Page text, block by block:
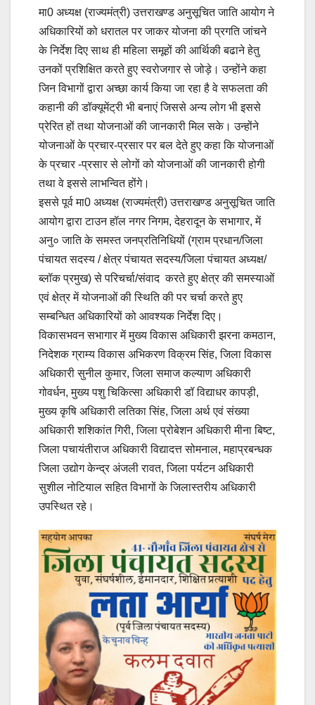
मा0 अध्यक्ष (राज्यमंत्री) उत्तराखण्ड अनुसूचित जाति आयोग ने
अधिकारियों को धरातल पर जाकर योजना की प्रगति जांचने
के निर्देश दिए साथ ही महिला समूहों की आर्थिकी बढाने हेतु
उनकों प्रशिक्षित करते हुए स्वरोजगार से जोड़े। उन्होंने कहा
जिन विभागों द्वारा अच्छा कार्य किया जा रहा है वे सफलता की
कहानी की डॉक्यूमेंट्री भी बनाएं जिससे अन्य लोग भी इससे
प्रेरित हों तथा योजनाओं की जानकारी मिल सके। उन्होंने
योजनाओं के प्रचार-प्रसार पर बल देते हुए कहा कि योजनाओं
के प्रचार -प्रसार से लोगों को योजनाओं की जानकारी होगी
तथा वे इससे लाभन्वित होंगे।
इससे पूर्व मा0 अध्यक्ष (राज्यमंत्री) उत्तराखण्ड अनुसूचित जाति
आयोग द्वारा टाउन हॉल नगर निगम, देहरादून के सभागार, में
अनु० जाति के समस्त जनप्रतिनिधियों (ग्राम प्रधान/जिला
पंचायत सदस्य / क्षेत्र पंचायत सदस्य/जिला पंचायत अध्यक्ष/
ब्लॉक प्रमुख) से परिचर्चा/संवाद करते हुए क्षेत्र की समस्याओं
एवं क्षेत्र में योजनाओं की स्थिति की पर चर्चा करते हुए
सम्बन्धित अधिकारियों को आवश्यक निर्देश दिए।
विकासभवन सभागार में मुख्य विकास अधिकारी झरना कमठान,
निदेशक ग्राम्य विकास अभिकरण विक्रम सिंह, जिला विकास
अधिकारी सुनील कुमार, जिला समाज कल्याण अधिकारी
गोवर्धन, मुख्य पशु चिकित्सा अधिकारी डॉ विद्याधर कापड़ी,
मुख्य कृषि अधिकारी लतिका सिंह, जिला अर्थ एवं संख्या
अधिकारी शशिकांत गिरी, जिला प्रोबेशन अधिकारी मीना बिष्ट,
जिला पचायंतीराज अधिकारी विद्यादत्त सोमनाल, महाप्रबन्धक
जिला उद्योग केन्द्र अंजली रावत, जिला पर्यटन अधिकारी
सुशील नोटियाल सहित विभागों के जिलास्तरीय अधिकारी
उपस्थित रहे।